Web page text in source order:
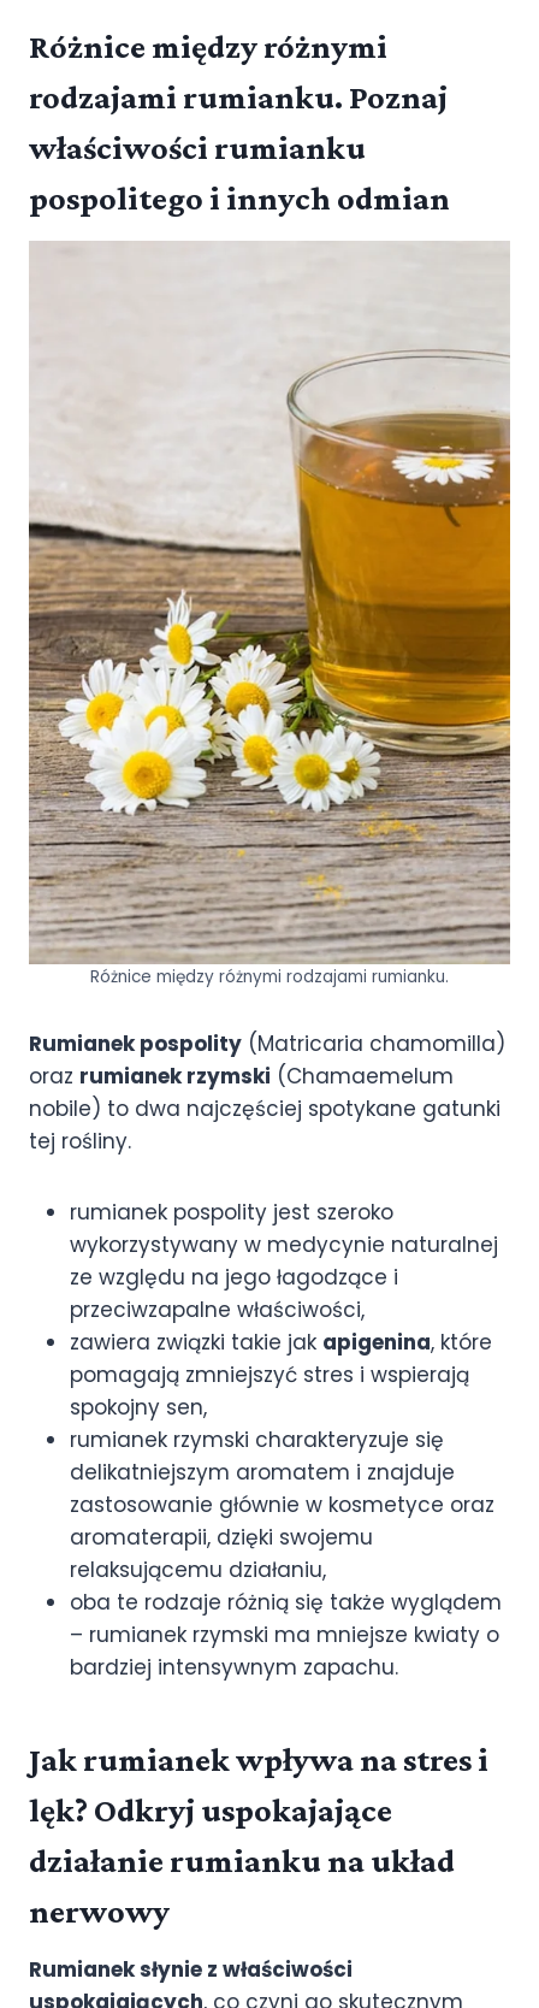
Różnice między różnymi
rodzajami rumianku. Poznaj
właściwości rumianku
pospolitego i innych odmian
Różnice między różnymi rodzajami rumianku.
Rumianek pospolity (Matricaria chamomilla)
oraz rumianek rzymski (Chamaemelum
nobile) to dwa najczęściej spotykane gatunki
tej rośliny.
rumianek pospolity jest szeroko
wykorzystywany w medycynie naturalnej
ze względu na jego łagodzące i
przeciwzapalne właściwości,
zawiera związki takie jak apigenina, które
pomagają zmniejszyć stres i wspierają
spokojny sen,
rumianek rzymski charakteryzuje się
delikatniejszym aromatem i znajduje
zastosowanie głównie w kosmetyce oraz
aromaterapii, dzięki swojemu
relaksującemu działaniu,
oba te rodzaje różnią się także wyglądem
– rumianek rzymski ma mniejsze kwiaty o
bardziej intensywnym zapachu.
Jak rumianek wpływa na stres i
lęk? Odkryj uspokajające
działanie rumianku na układ
nerwowy
Rumianek słynie z właściwości
uspokajających, co czyni go skutecznym